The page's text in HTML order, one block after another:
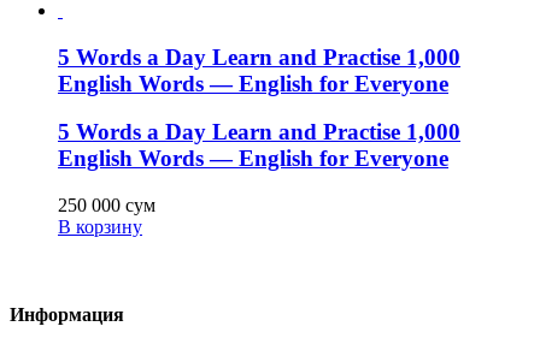
5 Words a Day Learn and Practise 1,000
English Words — English for Everyone
5 Words a Day Learn and Practise 1,000
English Words — English for Everyone
250 000 сум
В корзину
Информация